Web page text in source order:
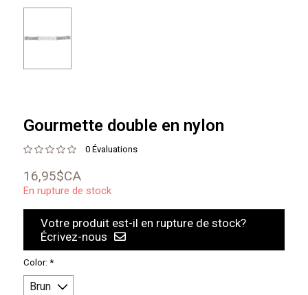
Gourmette double en nylon
0 Évaluations
16,95$CA
En rupture de stock
Votre produit est-il en rupture de stock?
Écrivez-nous
Color: *